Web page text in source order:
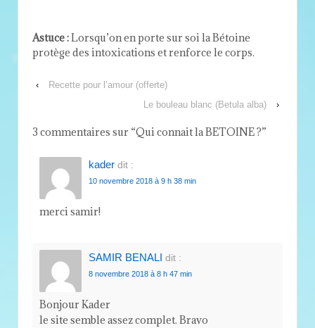
Astuce :Lorsqu’on en porte sur soi la Bétoine
protège des intoxications et renforce le corps.
‹
Recette pour l’amour (offerte)
Le bouleau blanc (Betula alba)
›
3 commentaires sur “Qui connait la BETOINE ?”
kader dit :
10 novembre 2018 à 9 h 38 min
merci samir!
SAMIR BENALI dit :
8 novembre 2018 à 8 h 47 min
Bonjour Kader
le site semble assez complet. Bravo